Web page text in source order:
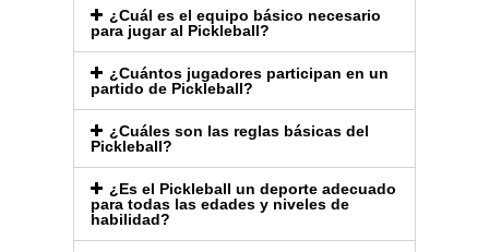
¿Cuál es el equipo básico necesario
para jugar al Pickleball?
¿Cuántos jugadores participan en un
partido de Pickleball?
¿Cuáles son las reglas básicas del
Pickleball?
¿Es el Pickleball un deporte adecuado
para todas las edades y niveles de
habilidad?